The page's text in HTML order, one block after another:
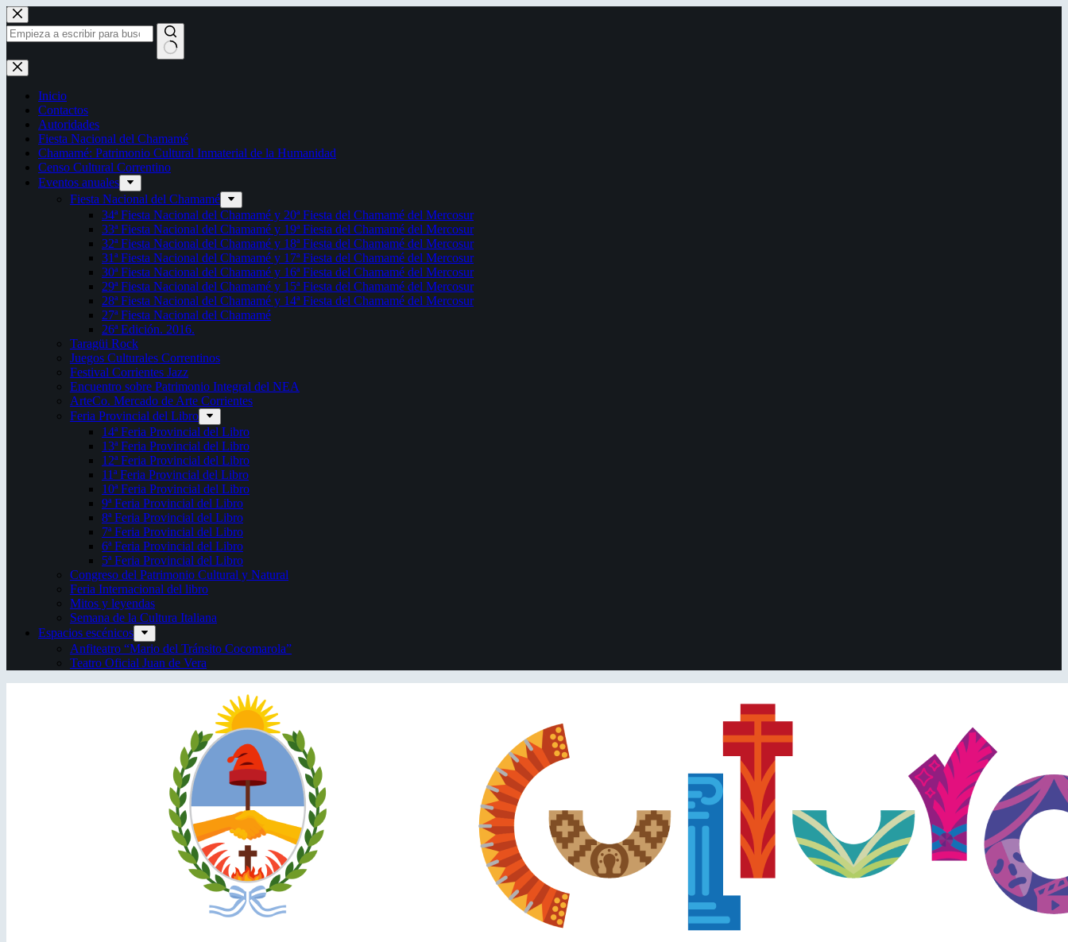
Saltar
al
contenido
Sin
resultados
Inicio
Contactos
Autoridades
Fiesta Nacional del Chamamé
Chamamé: Patrimonio Cultural Inmaterial de la Humanidad
Censo Cultural Correntino
Eventos anuales
Fiesta Nacional del Chamamé
34ª Fiesta Nacional del Chamamé y 20ª Fiesta del Chamamé del Mercosur
33ª Fiesta Nacional del Chamamé y 19ª Fiesta del Chamamé del Mercosur
32ª Fiesta Nacional del Chamamé y 18ª Fiesta del Chamamé del Mercosur
31ª Fiesta Nacional del Chamamé y 17ª Fiesta del Chamamé del Mercosur
30ª Fiesta Nacional del Chamamé y 16ª Fiesta del Chamamé del Mercosur
29ª Fiesta Nacional del Chamamé y 15ª Fiesta del Chamamé del Mercosur
28ª Fiesta Nacional del Chamamé y 14ª Fiesta del Chamamé del Mercosur
27ª Fiesta Nacional del Chamamé
26ª Edición. 2016.
Taragüi Rock
Juegos Culturales Correntinos
Festival Corrientes Jazz
Encuentro sobre Patrimonio Integral del NEA
ArteCo. Mercado de Arte Corrientes
Feria Provincial del Libro
14ª Feria Provincial del Libro
13ª Feria Provincial del Libro
12ª Feria Provincial del Libro
11ª Feria Provincial del Libro
10ª Feria Provincial del Libro
9ª Feria Provincial del Libro
8ª Feria Provincial del Libro
7ª Feria Provincial del Libro
6ª Feria Provincial del Libro
5ª Feria Provincial del Libro
Congreso del Patrimonio Cultural y Natural
Feria Internacional del libro
Mitos y leyendas
Semana de la Cultura Italiana
Espacios escénicos
Anfiteatro “Mario del Tránsito Cocomarola”
Teatro Oficial Juan de Vera